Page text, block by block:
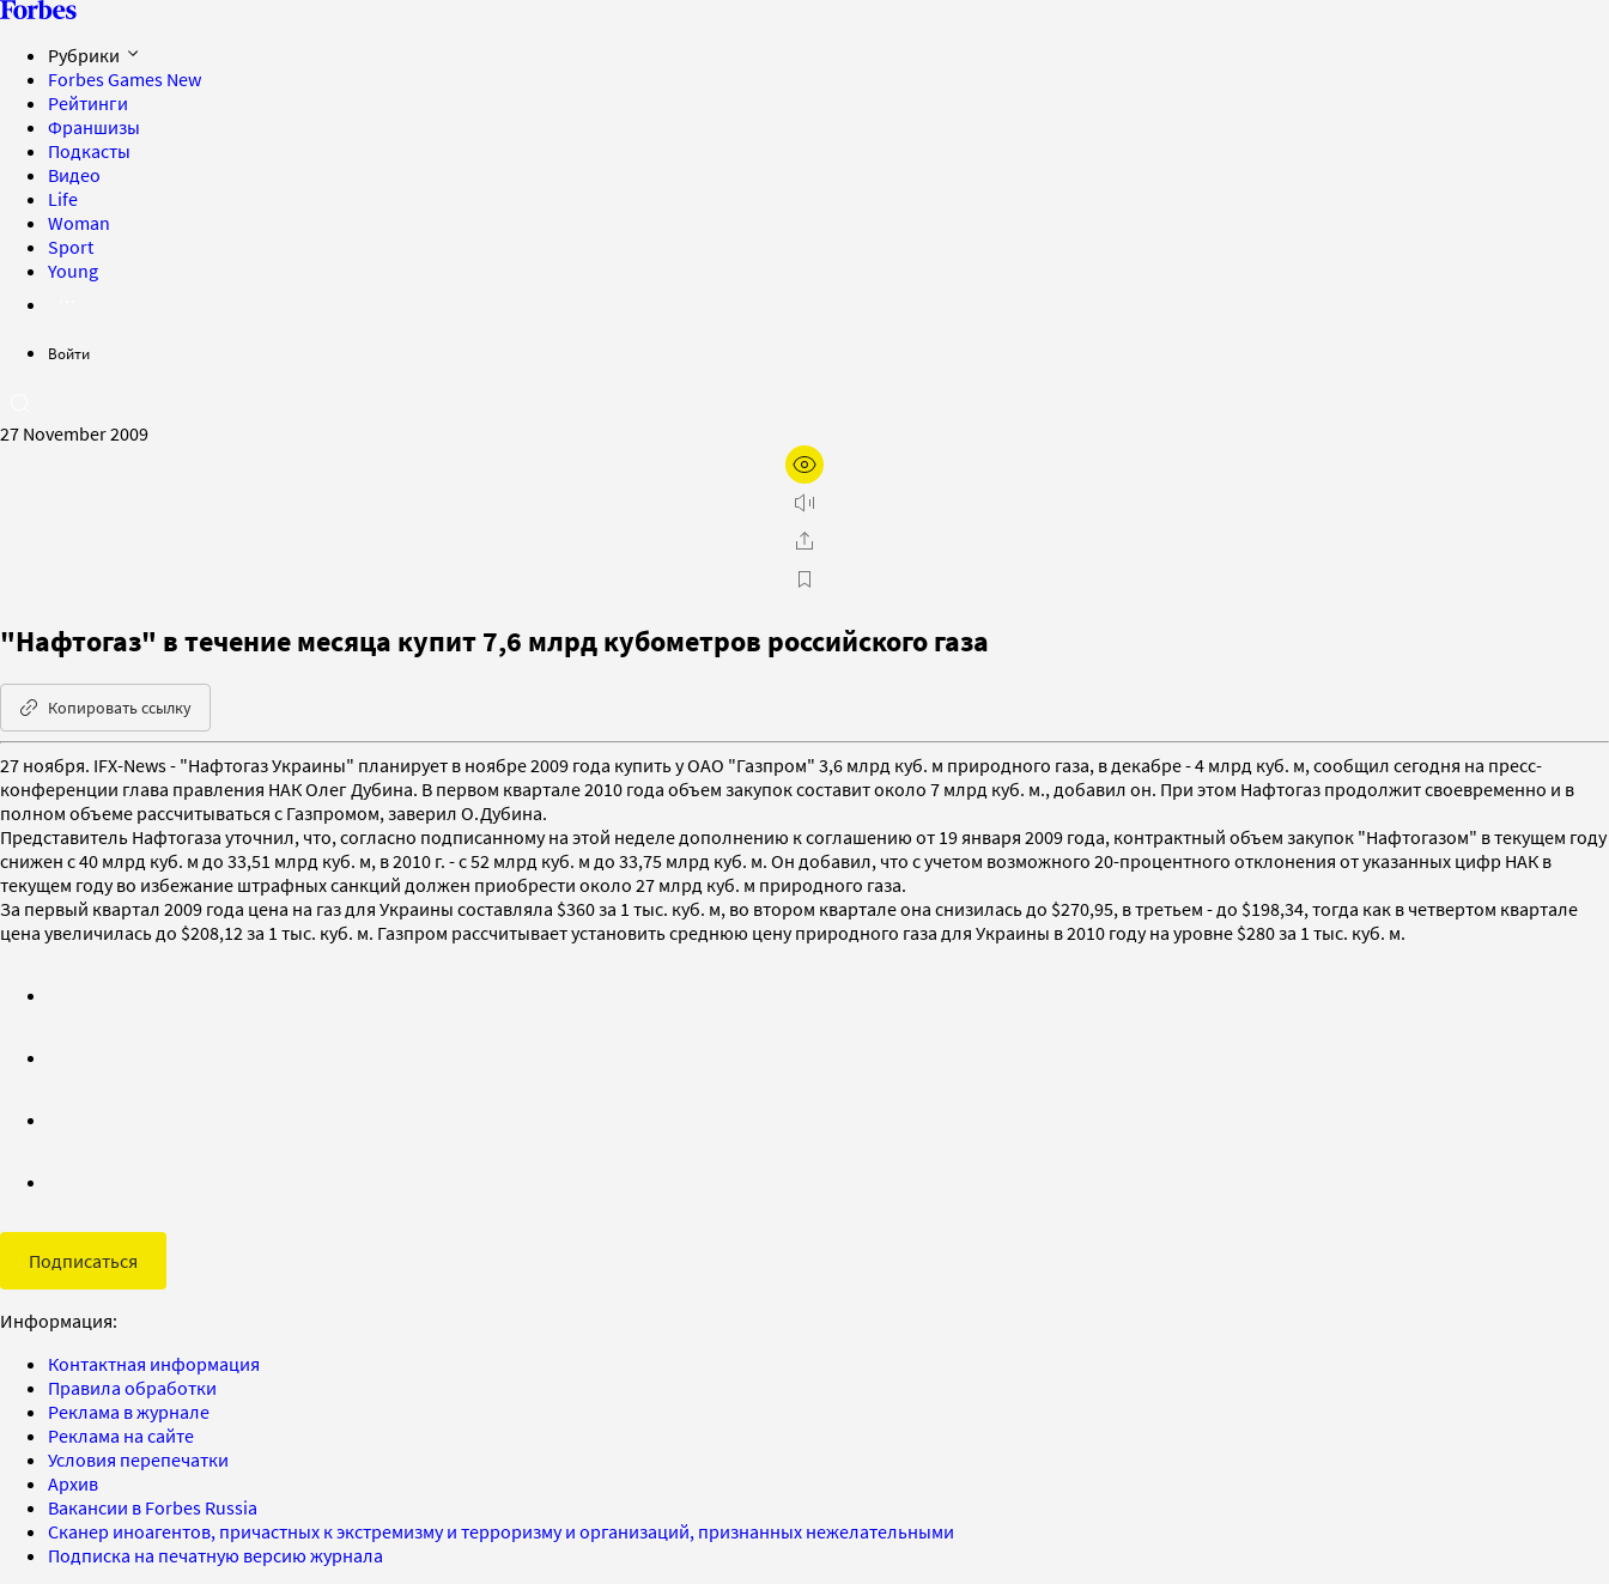
Рубрики
Forbes Games New
Рейтинги
Франшизы
Подкасты
Видео
Life
Woman
Sport
Young
Войти
27 November 2009
"Нафтогаз" в течение месяца купит 7,6 млрд кубометров российского газа
Копировать ссылку
27 ноября. IFX-News - "Нафтогаз Украины" планирует в ноябре 2009 года купить у ОАО "Газпром" 3,6 млрд куб. м природного газа, в декабре - 4 млрд куб. м, сообщил сегодня на пресс-
конференции глава правления НАК Олег Дубина. В первом квартале 2010 года объем закупок составит около 7 млрд куб. м., добавил он. При этом Нафтогаз продолжит своевременно и в
полном объеме рассчитываться с Газпромом, заверил О.Дубина.
Представитель Нафтогаза уточнил, что, согласно подписанному на этой неделе дополнению к соглашению от 19 января 2009 года, контрактный объем закупок "Нафтогазом" в текущем году
снижен с 40 млрд куб. м до 33,51 млрд куб. м, в 2010 г. - с 52 млрд куб. м до 33,75 млрд куб. м. Он добавил, что с учетом возможного 20-процентного отклонения от указанных цифр НАК в
текущем году во избежание штрафных санкций должен приобрести около 27 млрд куб. м природного газа.
За первый квартал 2009 года цена на газ для Украины составляла $360 за 1 тыс. куб. м, во втором квартале она снизилась до $270,95, в третьем - до $198,34, тогда как в четвертом квартале
цена увеличилась до $208,12 за 1 тыс. куб. м. Газпром рассчитывает установить среднюю цену природного газа для Украины в 2010 году на уровне $280 за 1 тыс. куб. м.
Подписаться
Информация:
Контактная информация
Правила обработки
Реклама в журнале
Реклама на сайте
Условия перепечатки
Архив
Вакансии в Forbes Russia
Сканер иноагентов, причастных к экстремизму и терроризму и организаций, признанных нежелательными
Подписка на печатную версию журнала